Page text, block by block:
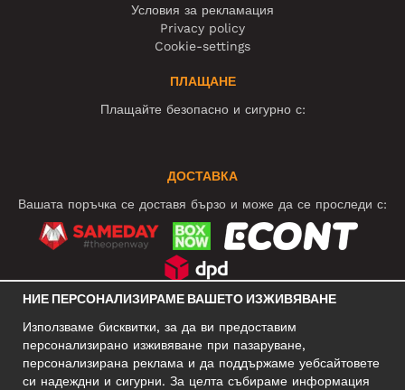
Условия за рекламация
Privacy policy
Cookie-settings
ПЛАЩАНЕ
Плащайте безопасно и сигурно с:
ДОСТАВКА
Вашата поръчка се доставя бързо и може да се проследи с:
БИЗНЕС АДРЕС
НИЕ ПЕРСОНАЛИЗИРАМЕ ВАШЕТО ИЗЖИВЯВАНЕ
Използваме бисквитки, за да ви предоставим
персонализирано изживяване при пазаруване,
персонализирана реклама и да поддържаме уебсайтовете
си надеждни и сигурни. За целта събираме информация